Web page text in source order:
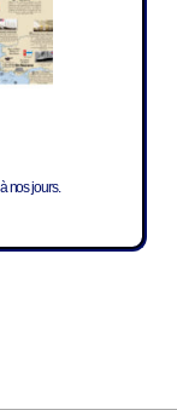
nos jours.